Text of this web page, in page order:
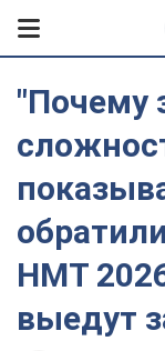
"Почему
НМТ
выедут